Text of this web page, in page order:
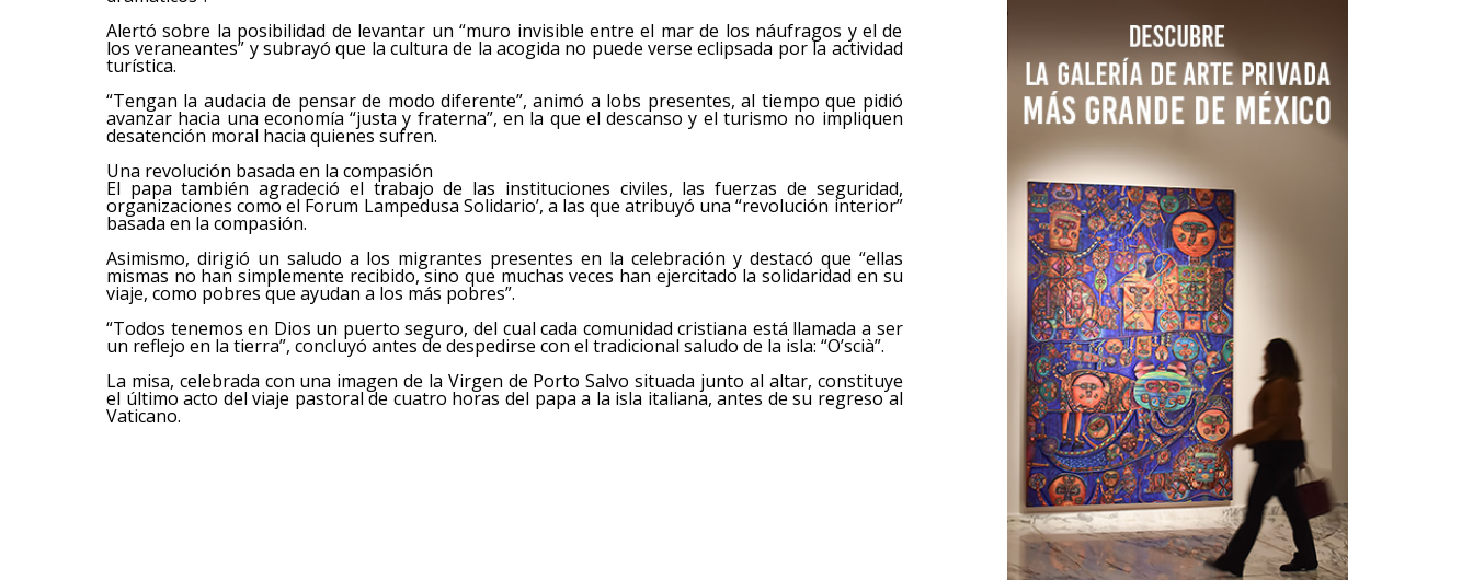
Alertó sobre la posibilidad de levantar un “muro invisible entre el mar de los náufragos y el de
los veraneantes” y subrayó que la cultura de la acogida no puede verse eclipsada por la actividad
turística.
“Tengan la audacia de pensar de modo diferente”, animó a lobs presentes, al tiempo que pidió
avanzar hacia una economía “justa y fraterna”, en la que el descanso y el turismo no impliquen
desatención moral hacia quienes sufren.
Una revolución basada en la compasión
El papa también agradeció el trabajo de las instituciones civiles, las fuerzas de seguridad,
organizaciones como el Forum Lampedusa Solidario’, a las que atribuyó una “revolución interior”
basada en la compasión.
Asimismo, dirigió un saludo a los migrantes presentes en la celebración y destacó que “ellas
mismas no han simplemente recibido, sino que muchas veces han ejercitado la solidaridad en su
viaje, como pobres que ayudan a los más pobres”.
“Todos tenemos en Dios un puerto seguro, del cual cada comunidad cristiana está llamada a ser
un reflejo en la tierra”, concluyó antes de despedirse con el tradicional saludo de la isla: “O’scià”.
La misa, celebrada con una imagen de la Virgen de Porto Salvo situada junto al altar, constituye
el último acto del viaje pastoral de cuatro horas del papa a la isla italiana, antes de su regreso al
Vaticano.